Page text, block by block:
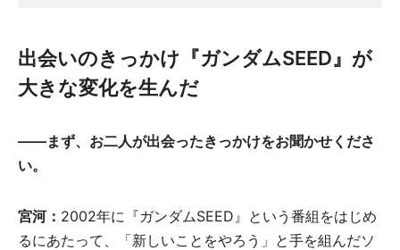
出会いのきっかけ『ガンダムSEED』が
大きな変化を生んだ
――まず、お二人が出会ったきっかけをお聞かせくださ
い。
宮河： 2002年に『ガンダムSEED』という番組をはじめ
るにあたって、「新しいことをやろう」と手を組んだソ